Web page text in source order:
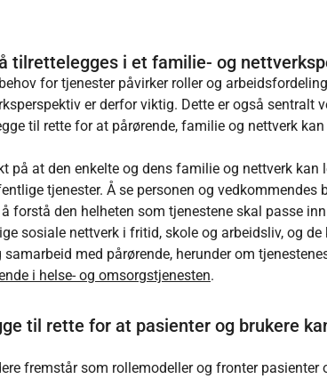
tilrettelegges i et familie- og
for tjenester påvirker roller og
er derfor viktig. Dette er også sentralt
til rette for at pårørende, familie og nettverk
på at den enkelte og dens familie og nettverk
tjenester. Å se personen og
forstå den helheten som tjenestene skal passe
sosiale nettverk i fritid, skole og arbeidsliv, og
med pårørende, herunder om
i helse- og omsorgstjenesten.
til rette for at pasienter og brukere
fremstår som rollemodeller og fronter